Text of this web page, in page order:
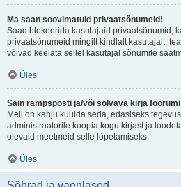
Ma saan soovimatuid privaatsõnumeid!
Saad blokeerida kasutajaid privaatsõnumid,
privaatsõnumeid mingilt kindlalt kasutajalt,
võivad keelata sellel kasutajal sõnumite
Üles
Sain rämpsposti ja/või solvava kirja
Meil on kahju kuulda seda, edasiseks
administraatorile koopia kogu kirjast ja
olevaid meetmeid selle lõpetamiseks.
Üles